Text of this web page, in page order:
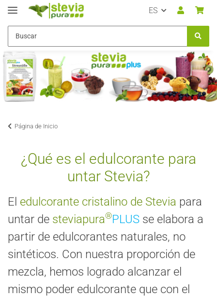
ES
Página de Inicio
¿Qué es el edulcorante para
untar Stevia?
El edulcorante cristalino de Stevia para
untar de steviapura®PLUS se elabora a
partir de edulcorantes naturales, no
sintéticos. Con nuestra proporción de
mezcla, hemos logrado alcanzar el
mismo poder edulcorante que con el